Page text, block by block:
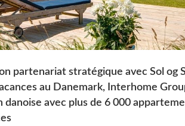
partenariat stratégique avec Sol og
au Danemark, Interhome
danoise avec plus de 6 000